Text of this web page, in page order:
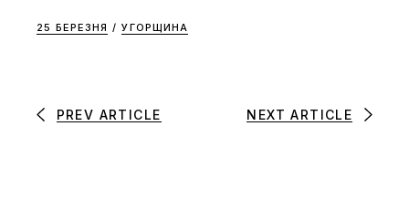
25 БЕРЕЗНЯ / УГОРЩИНА
PREV ARTICLE NEXT ARTICLE